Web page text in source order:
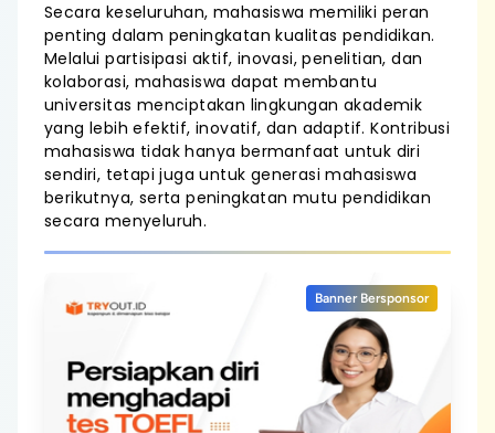
Secara keseluruhan, mahasiswa memiliki peran
penting dalam peningkatan kualitas pendidikan.
Melalui partisipasi aktif, inovasi, penelitian, dan
kolaborasi, mahasiswa dapat membantu
universitas menciptakan lingkungan akademik
yang lebih efektif, inovatif, dan adaptif. Kontribusi
mahasiswa tidak hanya bermanfaat untuk diri
sendiri, tetapi juga untuk generasi mahasiswa
berikutnya, serta peningkatan mutu pendidikan
secara menyeluruh.
Banner Bersponsor